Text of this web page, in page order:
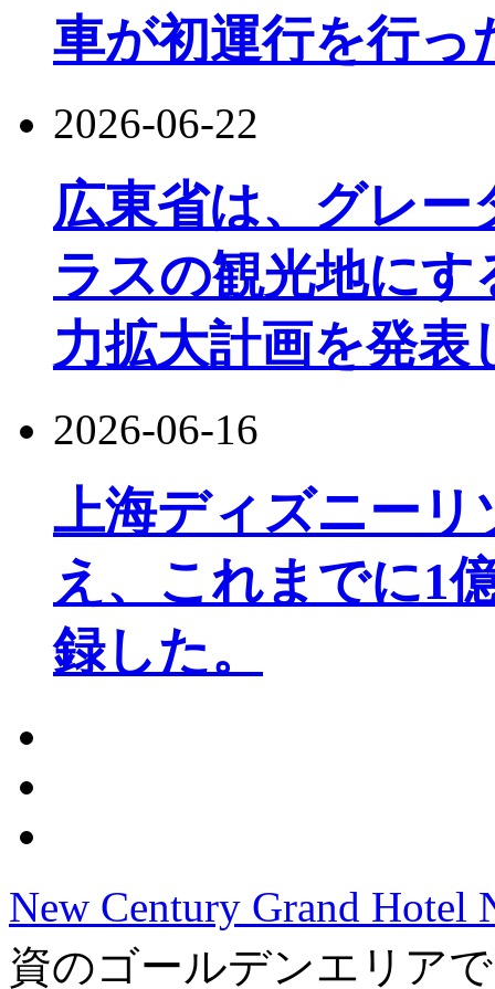
車が初運行を行っ
2026-06-22
広東省は、グレ
ラスの観光地に
力拡大計画を発表
2026-06-16
上海ディズニーリ
え、これまでに1
録した。
New Century Grand Hotel
資のゴールデンエリア